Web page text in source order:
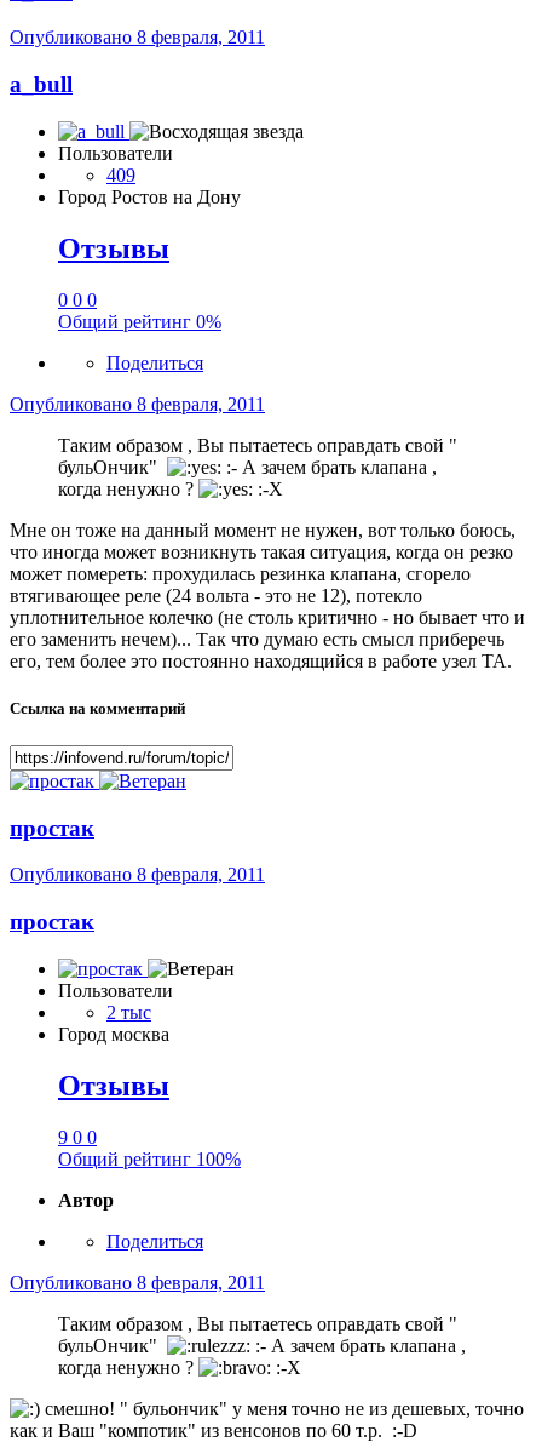
Опубликовано 8 февраля, 2011
a_bull
Пользователи
409
Город Ростов на Дону
Отзывы
0 0 0
Общий рейтинг 0%
Поделиться
Опубликовано 8 февраля, 2011
Таким образом , Вы пытаетесь оправдать свой "
бульОнчик"
:- А зачем брать клапана ,
когда ненужно ?
:-X
Мне он тоже на данный момент не нужен, вот только боюсь,
что иногда может возникнуть такая ситуация, когда он резко
может помереть: прохудилась резинка клапана, сгорело
втягивающее реле (24 вольта - это не 12), потекло
уплотнительное колечко (не столь критично - но бывает что и
его заменить нечем)... Так что думаю есть смысл приберечь
его, тем более это постоянно находящийся в работе узел ТА.
Ссылка на комментарий
простак
Опубликовано 8 февраля, 2011
простак
Пользователи
2 тыс
Город москва
Отзывы
9 0 0
Общий рейтинг 100%
Автор
Поделиться
Опубликовано 8 февраля, 2011
Таким образом , Вы пытаетесь оправдать свой "
бульОнчик"
:- А зачем брать клапана ,
когда ненужно ?
:-X
смешно! " бульончик" у меня точно не из дешевых, точно
как и Ваш "компотик" из венсонов по 60 т.р. :-D